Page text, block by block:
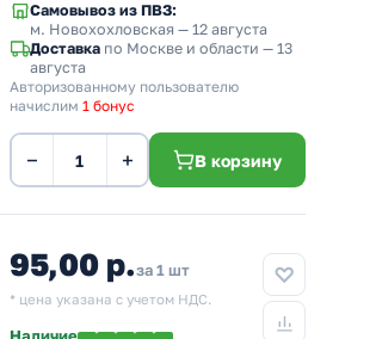
Самовывоз из ПВЗ:
м. Новохохловская — 12 августа
Доставка по Москве и области — 13
августа
Авторизованному пользователю
начислим 1 бонус
− + В корзину
95,00 р.за 1 шт
* цена указана с учетом НДС.